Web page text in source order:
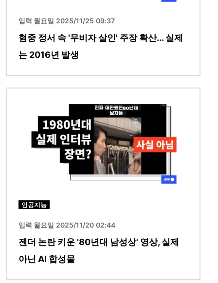
입력 월요일 2025/11/25 09:37
혐중 정서 속 '무비자 살인' 주장 확산... 실제
는 2016년 발생
인공지능
입력 월요일 2025/11/20 02:44
젠더 논란 키운 '80년대 남성상' 영상, 실제
아닌 AI 합성물